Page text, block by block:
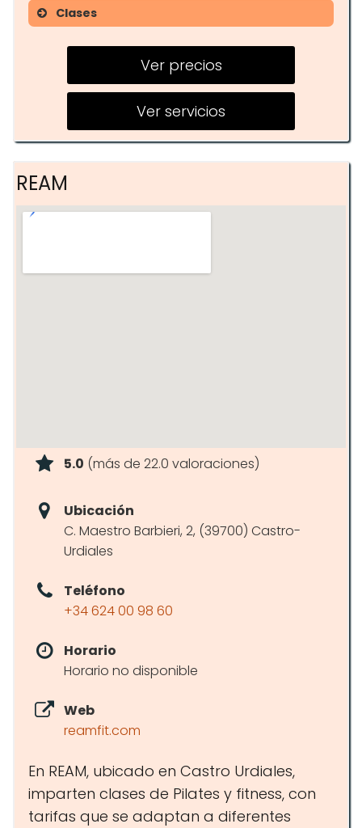
Clases
Yoga
Entrenamiento funcional
Entrenamiento personal
Ver precios
Ver servicios
REAM
5.0 (más de 22.0 valoraciones)
Ubicación
C. Maestro Barbieri, 2, (39700) Castro-
Urdiales
Teléfono
+34 624 00 98 60
Horario
Horario no disponible
Web
reamfit.com
En REAM, ubicado en Castro Urdiales,
imparten clases de Pilates y fitness, con
tarifas que se adaptan a diferentes